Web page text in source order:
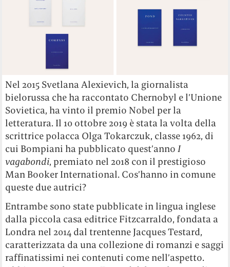
Nel 2015 Svetlana Alexievich, la giornalista
bielorussa che ha raccontato Chernobyl e l’Unione
Sovietica, ha vinto il premio Nobel per la
letteratura. Il 10 ottobre 2019 è stata la volta della
scrittrice polacca Olga Tokarczuk, classe 1962, di
cui Bompiani ha pubblicato quest’annoI
vagabondi, premiato nel 2018 con il prestigioso
Man Booker International. Cos’hanno in comune
queste due autrici?
Entrambe sono state pubblicate in lingua inglese
dalla piccola casa editrice Fitzcarraldo, fondata a
Londra nel 2014 dal trentenne Jacques Testard,
caratterizzata da una collezione di romanzi e saggi
raffinatissimi nei contenuti come nell’aspetto.